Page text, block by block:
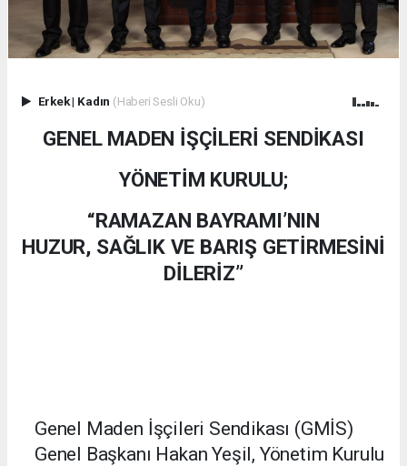
Erkek| Kadın (Haberi Sesli Oku)
GENEL MADEN İŞÇİLERİ SENDİKASI
YÖNETİM KURULU;
“RAMAZAN BAYRAMI’NIN
HUZUR, SAĞLIK VE BARIŞ GETİRMESİNİ
DİLERİZ”
Genel Maden İşçileri Sendikası (GMİS)
Genel Başkanı Hakan Yeşil, Yönetim Kurulu